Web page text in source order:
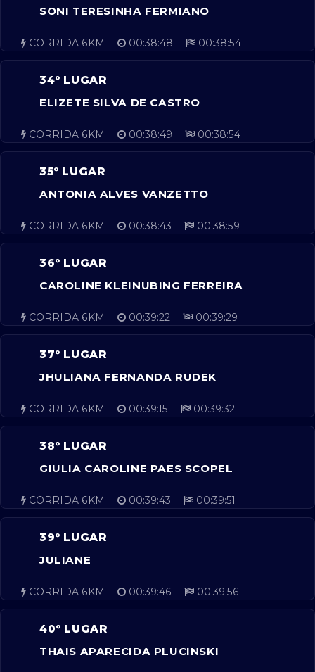
SONI TERESINHA FERMIANO
CORRIDA 6KM 00:38:48 00:38:54
34º LUGAR
ELIZETE SILVA DE CASTRO
CORRIDA 6KM 00:38:49 00:38:54
35º LUGAR
ANTONIA ALVES VANZETTO
CORRIDA 6KM 00:38:43 00:38:59
36º LUGAR
CAROLINE KLEINUBING FERREIRA
CORRIDA 6KM 00:39:22 00:39:29
37º LUGAR
JHULIANA FERNANDA RUDEK
CORRIDA 6KM 00:39:15 00:39:32
38º LUGAR
GIULIA CAROLINE PAES SCOPEL
CORRIDA 6KM 00:39:43 00:39:51
39º LUGAR
JULIANE
CORRIDA 6KM 00:39:46 00:39:56
40º LUGAR
THAIS APARECIDA PLUCINSKI